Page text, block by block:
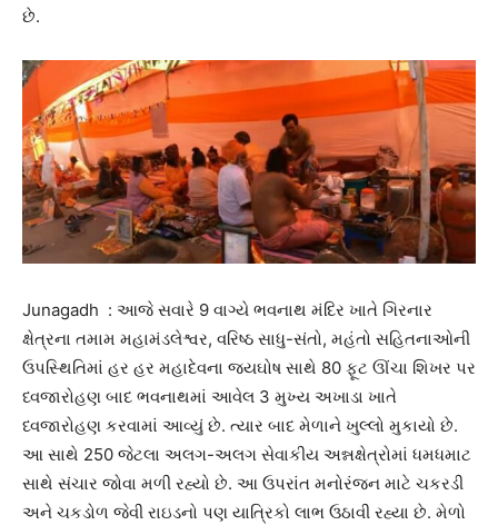
છે.
Junagadh : આજે સવારે 9 વાગ્યે ભવનાથ મંદિર ખાતે ગિરનાર
ક્ષેત્રના તમામ મહામંડલેશ્વર, વરિષ્ઠ સાધુ-સંતો, મહંતો સહિતનાઓની
ઉપસ્થિતિમાં હર હર મહાદેવના જયઘોષ સાથે 80 ફૂટ ઊંચા શિખર પર
ધ્વજારોહણ બાદ ભવનાથમાં આવેલ 3 મુખ્ય અખાડા ખાતે
ધ્વજારોહણ કરવામાં આવ્યું છે. ત્યાર બાદ મેળાને ખુલ્લો મુકાયો છે.
આ સાથે 250 જેટલા અલગ-અલગ સેવાકીય અન્નક્ષેત્રોમાં ધમધમાટ
સાથે સંચાર જોવા મળી રહ્યો છે. આ ઉપરાંત મનોરંજન માટે ચકરડી
અને ચકડોળ જેવી રાઇડનો પણ યાત્રિકો લાભ ઉઠાવી રહ્યા છે. મેળો